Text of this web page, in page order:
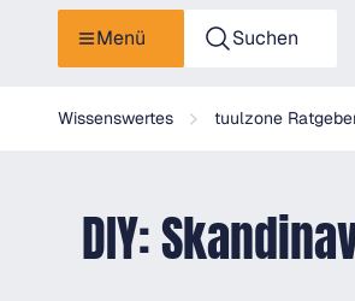
Menü Suchen
Wissenswertes tuulzone
DIY: